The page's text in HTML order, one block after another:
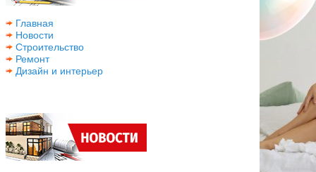
Главная
Новости
Строительство
Ремонт
Дизайн и интерьер